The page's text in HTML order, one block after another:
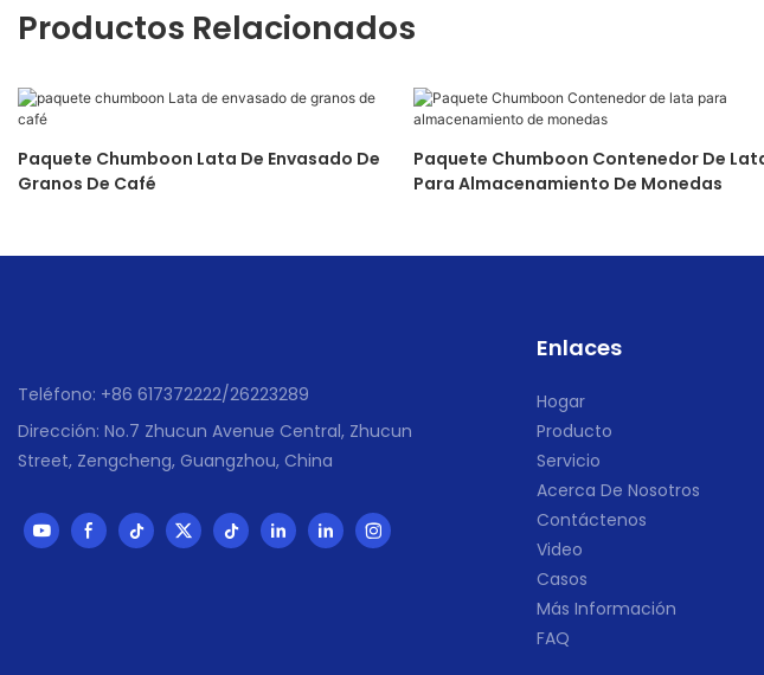
Productos Relacionados
Paquete Chumboon Lata De Envasado De
Granos De Café
Paquete Chumboon Contenedor De
Para Almacenamiento De Monedas
Teléfono: +86 617372222/26223289
Dirección: No.7 Zhucun Avenue Central, Zhucun
Street, Zengcheng, Guangzhou, China
Enlaces
Hogar
Producto
Servicio
Acerca De Nosotros
Contáctenos
Video
Casos
Más Información
FAQ